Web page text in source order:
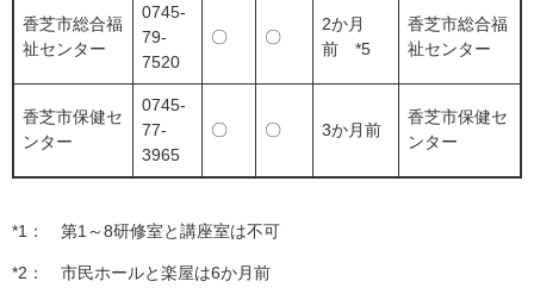
香芝市総合福
祉センター
0745-
79-
7520
〇 〇
2か月
前 *5
香芝市総合福
祉センター
香芝市保健セ
ンター
0745-
77-
3965
〇 〇 3か月前
香芝市保健セ
ンター
*1： 第1～8研修室と講座室は不可
*2： 市民ホールと楽屋は6か月前